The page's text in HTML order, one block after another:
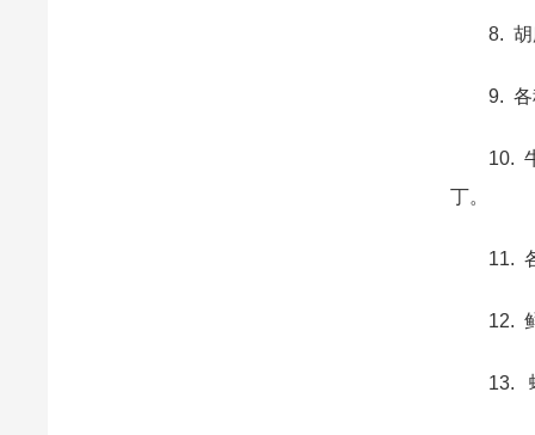
8. 胡麻
9. 各种
10. 牛
丁。
11. 各
12. 鲜
13. 蜂